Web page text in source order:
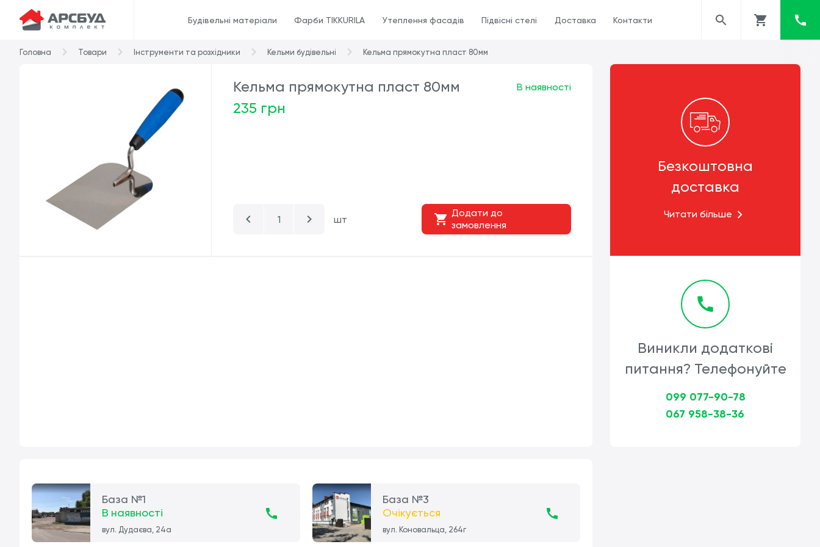
Будівельні матеріали Фарби TIKKURILA Утеплення фасадів Підвісні стелі Доставка Контакти
Головна Товари Інструменти та розхідники Кельми будівельні Кельма прямокутна пласт 80мм
Кельма прямокутна пласт 80мм
235 грн
В наявності
шт
Додати до
замовлення
Безкоштовна
доставка
Читати більше
Виникли додаткові
питання? Телефонуйте
099 077-90-78
067 958-38-36
База №1
В наявності
вул. Дудаєва, 24а
База №3
Очікується
вул. Коновальца, 264г